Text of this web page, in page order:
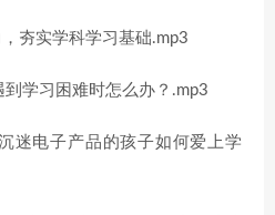
夯实学科学习基础.mp3
学习困难时怎么办？.mp3
迷电子产品的孩子如何爱上学